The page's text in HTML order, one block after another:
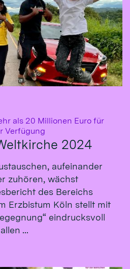
als 20 Millionen Euro für
Verfügung
2024
aufeinander
zuhören, wächst
des Bereichs
Erzbistum Köln stellt mit
eindrucksvoll
...